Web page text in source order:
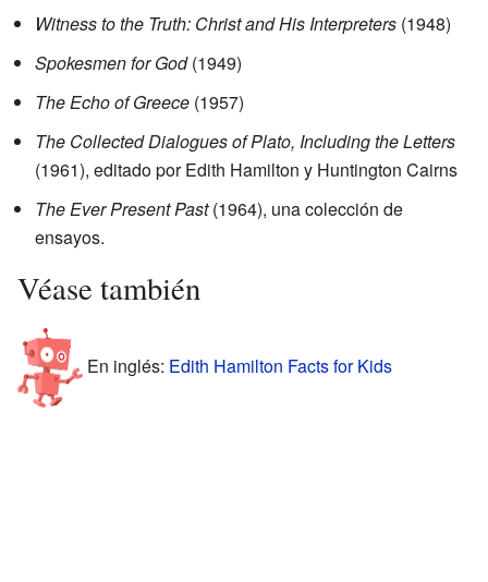
Witness to the Truth: Christ and His Interpreters (1948)
Spokesmen for God(1949)
The Echo of Greece (1957)
The Collected Dialogues of Plato, Including the Letters
(1961), editado por Edith Hamilton y Huntington Cairns
The Ever Present Past(1964), una colección de
ensayos.
Véase también
En inglés: Edith Hamilton Facts for Kids